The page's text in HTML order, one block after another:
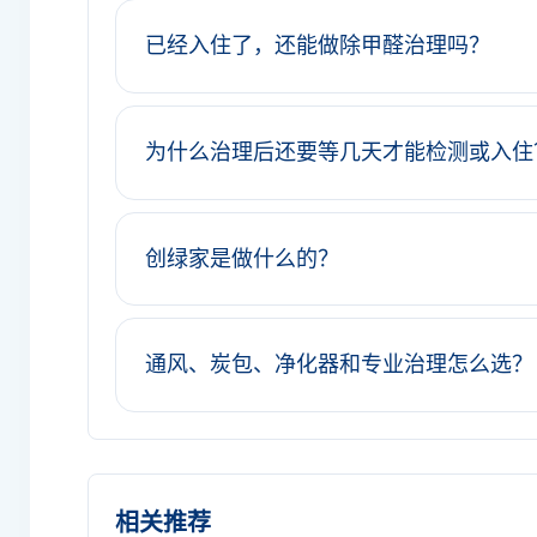
已经入住了，还能做除甲醛治理吗？
为什么治理后还要等几天才能检测或入
创绿家是做什么的？
通风、炭包、净化器和专业治理怎么选？
相关推荐